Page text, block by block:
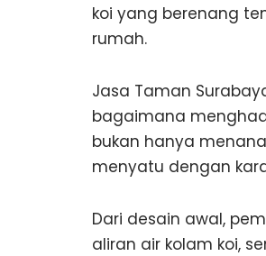
koi yang berenang
rumah.
Jasa Taman
bagaimana
bukan hanya
menyatu dengan
Dari desain awal,
aliran air kolam koi,